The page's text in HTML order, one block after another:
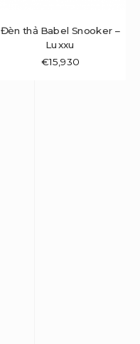
Đèn thả Babel Snooker –
Luxxu
€15,930